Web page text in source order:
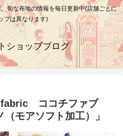
旬な布地の情報を毎日更新中(店舗ごとに
プは異なります)
ショップブログ
ココチファブ
モアソフト加工）」